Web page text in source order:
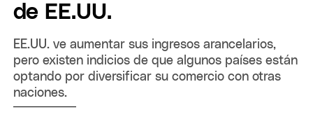
de EE.UU.
EE.UU. ve aumentar sus ingresos arancelarios,
pero existen indicios de que algunos países están
optando por diversificar su comercio con otras
naciones.